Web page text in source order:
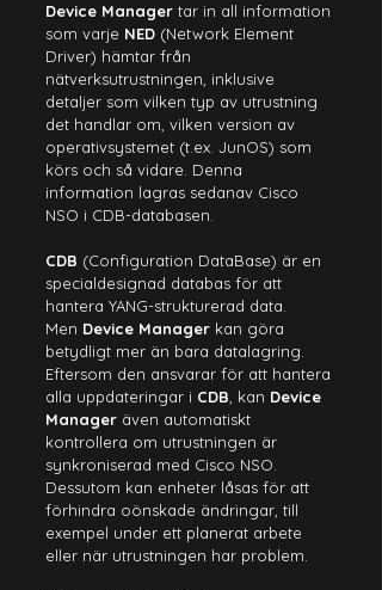
Device Manager tar in all information
som varje NED (Network Element
Driver) hämtar från
nätverksutrustningen, inklusive
detaljer som vilken typ av utrustning
det handlar om, vilken version av
operativsystemet (t.ex. JunOS) som
körs och så vidare. Denna
information lagras sedanav Cisco
NSO i CDB-databasen.
CDB (Configuration DataBase) är en
specialdesignad databas för att
hantera YANG-strukturerad data.
Men Device Manager kan göra
betydligt mer än bara datalagring.
Eftersom den ansvarar för att hantera
alla uppdateringar i CDB, kan Device
Manager även automatiskt
kontrollera om utrustningen är
synkroniserad med Cisco NSO.
Dessutom kan enheter låsas för att
förhindra oönskade ändringar, till
exempel under ett planerat arbete
eller när utrustningen har problem.